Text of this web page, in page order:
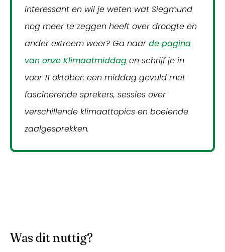
interessant en wil je weten wat Siegmund
nog meer te zeggen heeft over droogte en
ander extreem weer? Ga naar de pagina
van onze Klimaatmiddag en schrijf je in
voor 11 oktober: een middag gevuld met
fascinerende sprekers, sessies over
verschillende klimaattopics en boeiende
zaalgesprekken.
Was dit nuttig?